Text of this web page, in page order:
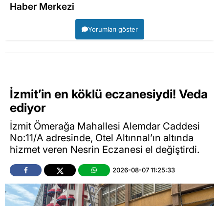
Haber Merkezi
Yorumları göster
İzmit’in en köklü eczanesiydi! Veda
ediyor
İzmit Ömerağa Mahallesi Alemdar Caddesi
No:11/A adresinde, Otel Altınnal’ın altında
hizmet veren Nesrin Eczanesi el değiştirdi.
2026-08-07 11:25:33